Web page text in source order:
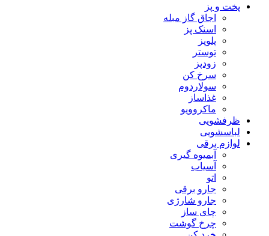
پخت و پز
اجاق گاز مبله
اسنک پز
پلوپز
توستر
زودپز
سرخ کن
سولاردوم
غذاساز
ماکروویو
ظرفشویی
لباسشویی
لوازم برقی
آبمیوه گیری
آسیاب
اتو
جارو برقی
جارو شارژی
چای ساز
چرخ گوشت